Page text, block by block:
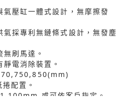
氣壓缸一體式設計，無摩擦發
氣採專利無鏈條式設計，無發塵
刷馬達。
電消除裝置。
配置。
或可依客戶指定。